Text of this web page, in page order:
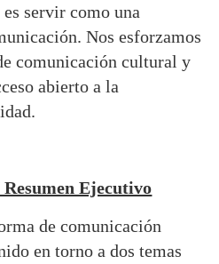
servir como una
Nos esforzamos
comunicación cultural y
abierto a la
Ejecutivo
de comunicación
en torno a dos temas